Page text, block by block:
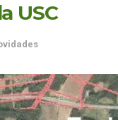
USC